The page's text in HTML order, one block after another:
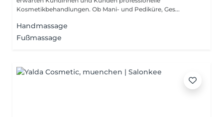
Kosmetikbehandlungen. Ob Mani- und Pediküre, Ges...
Handmassage
Fußmassage